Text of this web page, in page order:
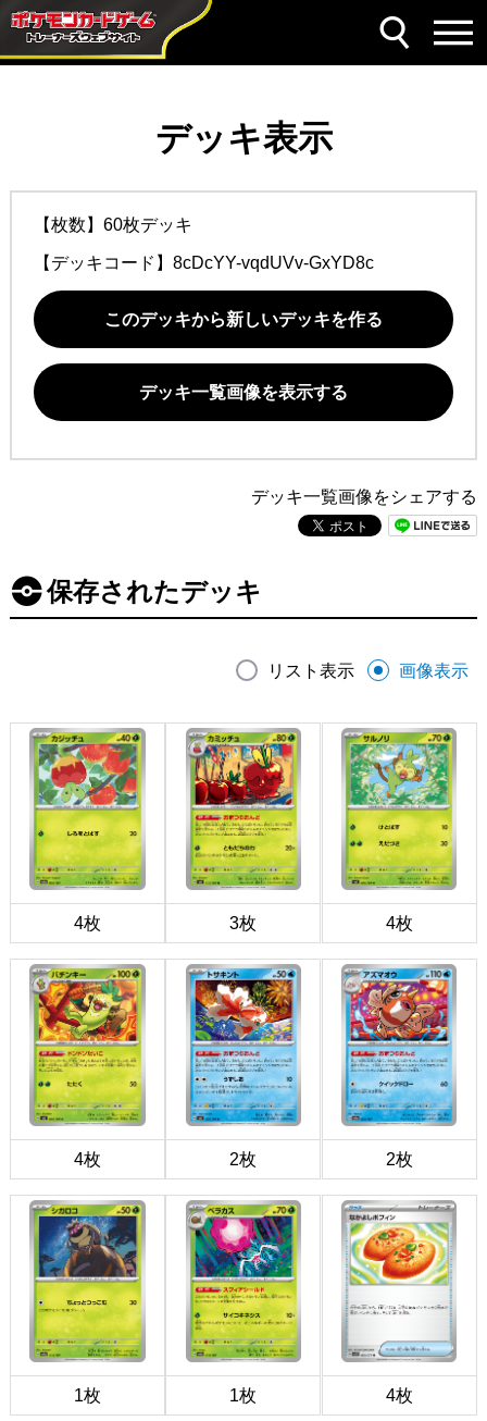
デッキ表示
【枚数】60枚デッキ
【デッキコード】 8cDcYY-vqdUVv-GxYD8c
このデッキから新しいデッキを作る
デッキ一覧画像を表示する
デッキ一覧画像をシェアする
保存されたデッキ
リスト表示 画像表示
4枚 3枚 4枚
4枚 2枚 2枚
1枚 1枚 4枚